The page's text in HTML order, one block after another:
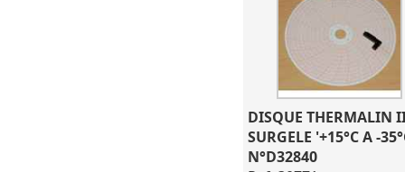
DISQUE THERMALIN
SURGELE '+15°C A -
N°D32840